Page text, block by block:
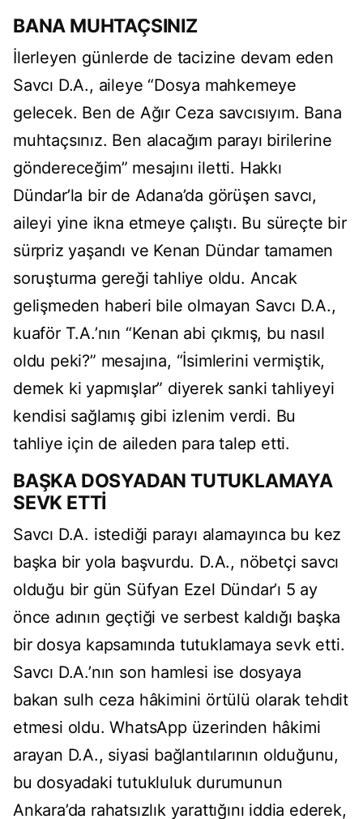
BANA MUHTAÇSINIZ
İlerleyen günlerde de tacizine devam eden
Savcı D.A., aileye “Dosya mahkemeye
gelecek. Ben de Ağır Ceza savcısıyım. Bana
muhtaçsınız. Ben alacağım parayı birilerine
göndereceğim” mesajını iletti. Hakkı
Dündar’la bir de Adana’da görüşen savcı,
aileyi yine ikna etmeye çalıştı. Bu süreçte bir
sürpriz yaşandı ve Kenan Dündar tamamen
soruşturma gereği tahliye oldu. Ancak
gelişmeden haberi bile olmayan Savcı D.A.,
kuaför T.A.’nın “Kenan abi çıkmış, bu nasıl
oldu peki?” mesajına, “İsimlerini vermiştik,
demek ki yapmışlar” diyerek sanki tahliyeyi
kendisi sağlamış gibi izlenim verdi. Bu
tahliye için de aileden para talep etti.
BAŞKA DOSYADAN TUTUKLAMAYA
SEVK ETTİ
Savcı D.A. istediği parayı alamayınca bu kez
başka bir yola başvurdu. D.A., nöbetçi savcı
olduğu bir gün Süfyan Ezel Dündar’ı 5 ay
önce adının geçtiği ve serbest kaldığı başka
bir dosya kapsamında tutuklamaya sevk etti.
Savcı D.A.’nın son hamlesi ise dosyaya
bakan sulh ceza hâkimini örtülü olarak tehdit
etmesi oldu. WhatsApp üzerinden hâkimi
arayan D.A., siyasi bağlantılarının olduğunu,
bu dosyadaki tutukluluk durumunun
Ankara’da rahatsızlık yarattığını iddia ederek,